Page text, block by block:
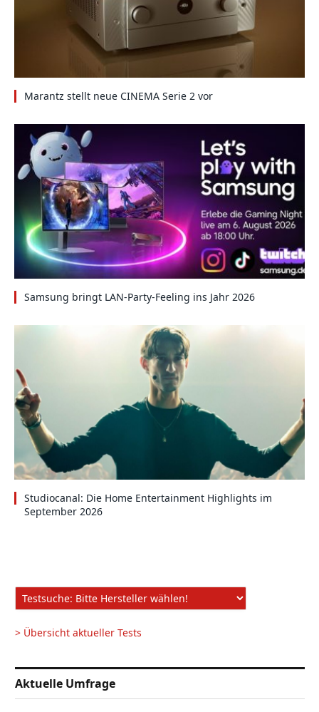
Marantz stellt neue CINEMA Serie 2 vor
Samsung bringt LAN-Party-Feeling ins Jahr 2026
Studiocanal: Die Home Entertainment Highlights im
September 2026
> Übersicht aktueller Tests
Aktuelle Umfrage